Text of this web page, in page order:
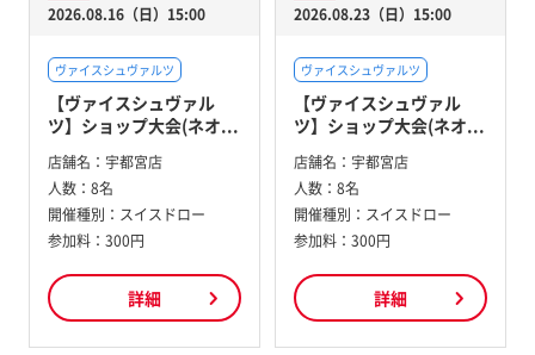
2026.08.16（日）15:00
ヴァイスシュヴァルツ
【ヴァイスシュヴァル
ツ】ショップ大会(ネオ...
店舗名： 宇都宮店
人数： 8名
開催種別： スイスドロー
参加料： 300円
詳細
2026.08.23（日）15:00
ヴァイスシュヴァルツ
【ヴァイスシュヴァル
ツ】ショップ大会(ネオ...
店舗名： 宇都宮店
人数： 8名
開催種別： スイスドロー
参加料： 300円
詳細